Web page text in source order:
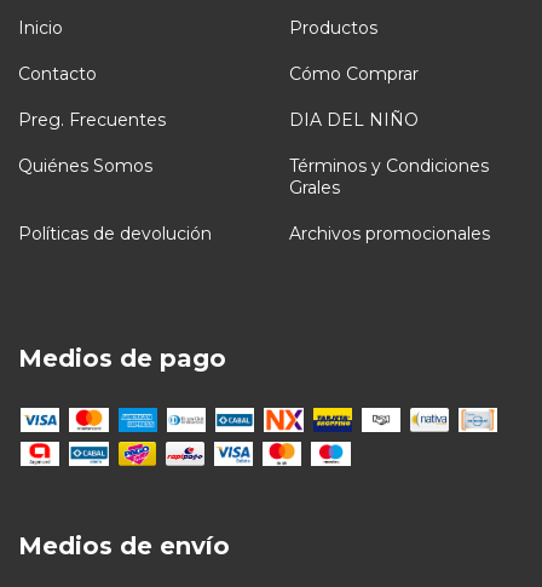
Inicio Productos
Contacto Cómo Comprar
Preg. Frecuentes DIA DEL NIÑO
Quiénes Somos
Términos y Condiciones
Grales
Políticas de devolución Archivos promocionales
Medios de pago
Medios de envío